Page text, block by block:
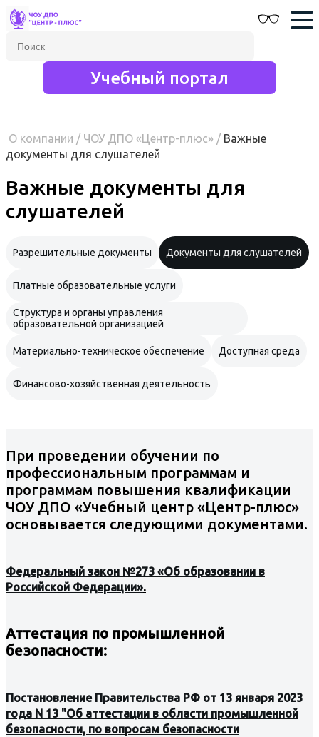
Учебный портал
О компании / ЧОУ ДПО «Центр-плюс» / Важные
документы для слушателей
Важные документы для
слушателей
Разрешительные документы Документы для слушателей
Платные образовательные услуги
Структура и органы управления
образовательной организацией
Материально-техническое обеспечение Доступная среда
Финансово-хозяйственная деятельность
При проведении обучении по
профессиональным программам и
программам повышения квалификации
ЧОУ ДПО «Учебный центр «Центр-плюс»
основывается следующими документами.
Федеральный закон №273 «Об образовании в
Российской Федерации».
Аттестация по промышленной
безопасности:
Постановление Правительства РФ от 13 января 2023
года N 13 "Об аттестации в области промышленной
безопасности, по вопросам безопасности